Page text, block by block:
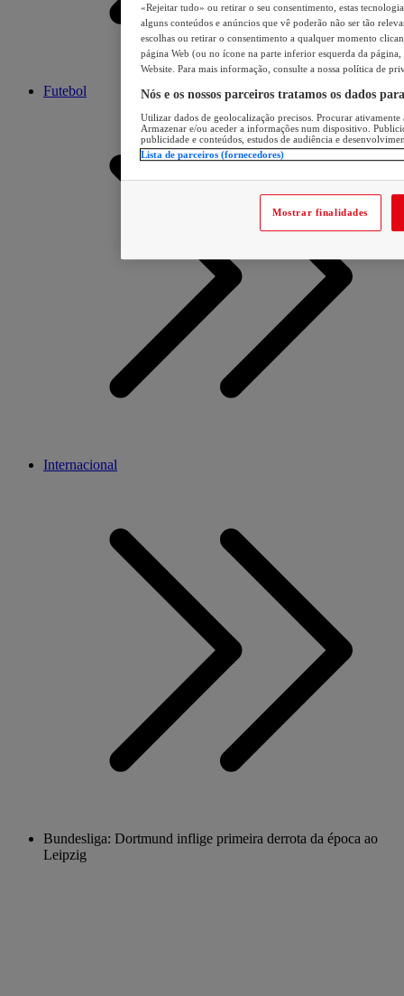
Futebol
Internacional
Bundesliga: Dortmund inflige primeira derrota da época ao
Leipzig
«Rejeitar tudo» ou retirar o seu consentimento, estas
alguns conteúdos e anúncios que vê poderão não ser tão
escolhas ou retirar o consentimento a qualquer momento
página Web (ou no ícone na parte inferior esquerda da página,
Website. Para mais informação, consulte a nossa política de
Nós e os nossos parceiros tratamos os dados
Utilizar dados de geolocalização precisos. Procurar
Armazenar e/ou aceder a informações num dispositivo.
publicidade e conteúdos, estudos de audiência e
Lista de parceiros (fornecedores)
Mostrar finalidades